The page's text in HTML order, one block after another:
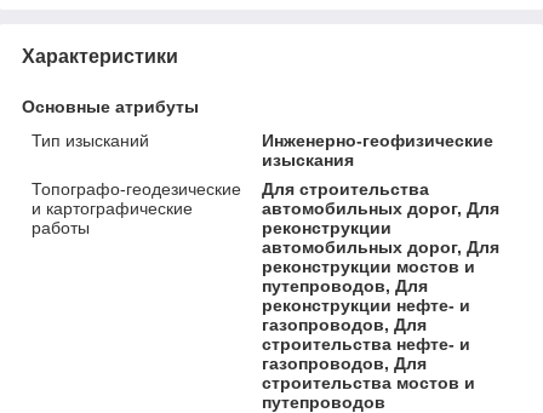
Характеристики
Основные атрибуты
Тип изысканий
Инженерно-геофизические
изыскания
Топографо-геодезические
и картографические
работы
Для строительства
автомобильных дорог, Для
реконструкции
автомобильных дорог, Для
реконструкции мостов и
путепроводов, Для
реконструкции нефте- и
газопроводов, Для
строительства нефте- и
газопроводов, Для
строительства мостов и
путепроводов